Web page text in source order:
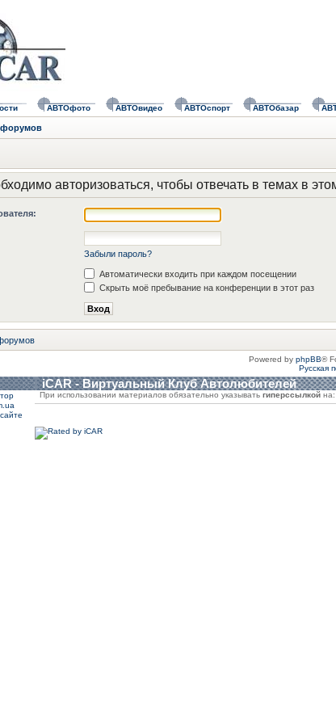
АВТОфото АВТОвидео АВТОспорт АВТОбазар
авторизоваться, чтобы отвечать в темах в
Забыли пароль?
Автоматически входить при каждом посещении
Скрыть моё пребывание на конференции в этот раз
Powered by phpBB®
Русская
iCAR - Виртуальный Клуб Автолюбителей
При использовании материалов обязательно указывать гиперссылкой на: